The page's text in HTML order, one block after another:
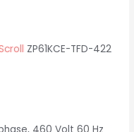
ZP61KCE-TFD-422